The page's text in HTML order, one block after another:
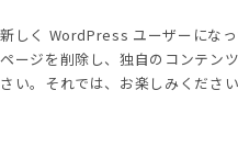
新しく WordPress ユーザーになっ
ページを削除し、独自のコンテン
さい。それでは、お楽しみくださ